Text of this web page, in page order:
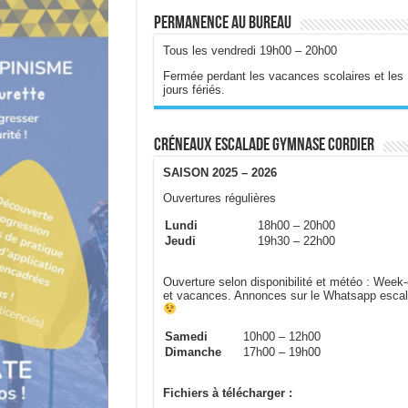
Live
Permanence au bureau
Tous les vendredi 19h00 – 20h00
Fermée perdant les vacances scolaires et les
jours fériés.
Créneaux escalade gymnase Cordier
SAISON 2025 – 2026
Ouvertures régulières
Lundi
18h00 – 20h00
Jeudi
19h30 – 22h00
Ouverture selon disponibilité et météo :
et vacances. Annonces sur le Whatsapp
Samedi
10h00 – 12h00
Dimanche
17h00 – 19h00
Fichiers à télécharger :